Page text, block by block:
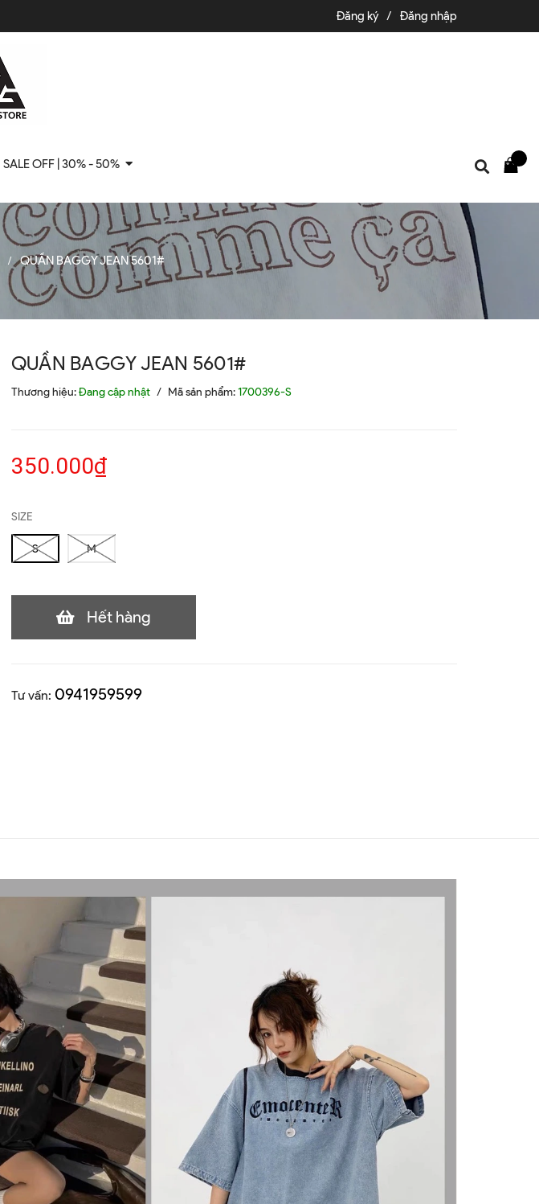
Đăng ký / Đăng nhập
SALE OFF | 30% - 50%
/ QUẦN BAGGY JEAN 5601#
QUẦN BAGGY JEAN 5601#
Thương hiệu:Đang cập nhật / Mã sản phẩm:1700396-S
350.000₫
SIZE
S M
Hết hàng
Tư vấn: 0941959599